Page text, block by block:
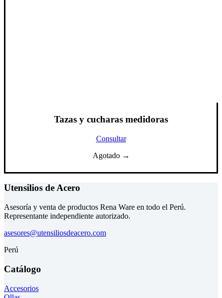
Tazas y cucharas medidoras
Consultar
Agotado →
Utensilios de Acero
Asesoría y venta de productos Rena Ware en todo el Perú.
Representante independiente autorizado.
asesores@utensiliosdeacero.com
Perú
Catálogo
Accesorios